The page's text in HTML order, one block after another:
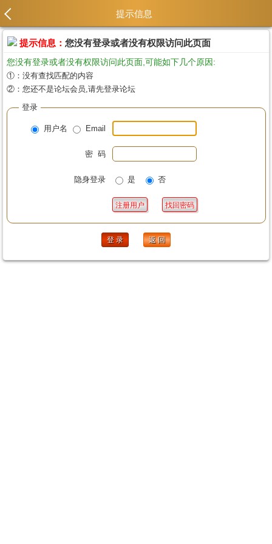
提示信息
提示信息： 您没有登录或者没有权限访问此页面
您没有登录或者没有权限访问此页面,可能如下几个原因:
①：没有查找匹配的内容
②：您还不是论坛会员,请先登录论坛
登录
用户名 Email
密 码
隐身登录 是 否